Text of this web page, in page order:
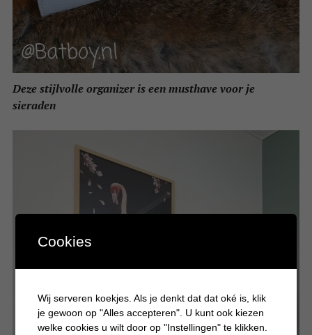
Deze stijlvolle organizer is een musthave voor je
sieraden
Cookies
Wij serveren koekjes. Als je denkt dat dat oké is, klik
je gewoon op "Alles accepteren". U kunt ook kiezen
welke cookies u wilt door op "Instellingen" te klikken.